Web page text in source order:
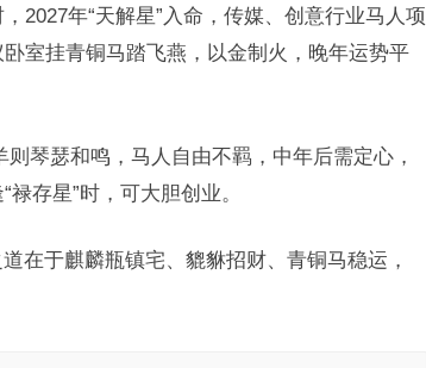
2027年“天解星”入命，传媒、创意行业马人项
室挂青铜马踏飞燕，以金制火，晚年运势平
琴瑟和鸣，马人自由不羁，中年后需定心，
存星”时，可大胆创业。
在于麒麟瓶镇宅、貔貅招财、青铜马稳运，